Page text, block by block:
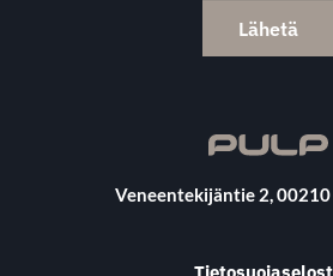
Lähetä
Veneentekijäntie 2, 00210